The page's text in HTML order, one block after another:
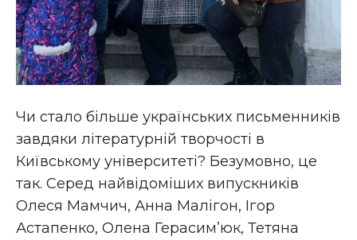
Чи стало більше українських письменників
завдяки літературній творчості в
Київському університеті? Безумовно, це
так. Серед найвідоміших випускників
Олеся Мамчич, Анна Малігон, Ігор
Астапенко, Олена Герасим’юк, Тетяна